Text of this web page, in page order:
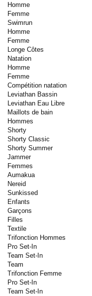
Homme
Femme
Swimrun
Homme
Femme
Longe Côtes
Natation
Homme
Femme
Compétition natation
Leviathan Bassin
Leviathan Eau Libre
Maillots de bain
Hommes
Shorty
Shorty Classic
Shorty Summer
Jammer
Femmes
Aumakua
Nereid
Sunkissed
Enfants
Garçons
Filles
Textile
Trifonction Hommes
Pro Set-In
Team Set-In
Team
Trifonction Femme
Pro Set-In
Team Set-In